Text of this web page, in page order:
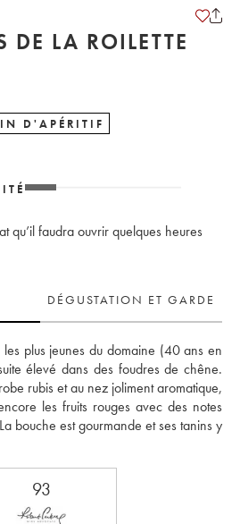
DE LA ROILETTE
D'APÉRITIF
qu’il faudra ouvrir quelques heures
DÉGUSTATION ET GARDE
plus jeunes du domaine (40 ans en
élevé dans des foudres de chêne.
rubis et au nez joliment aromatique,
les fruits rouges avec des notes
bouche est gourmande et ses tanins y
93